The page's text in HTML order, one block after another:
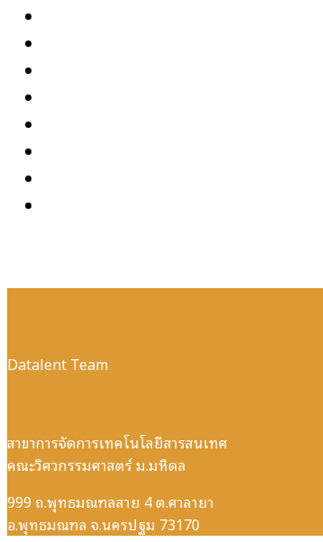
Datalent Team
สาขาการจัดการเทคโนโลยีสารสนเทศ
คณะวิศวกรรมศาสตร์ ม.มหิดล
999 ถ.พุทธมณฑลสาย 4 ต.ศาลายา
อ.พุทธมณฑล จ.นครปฐม 73170